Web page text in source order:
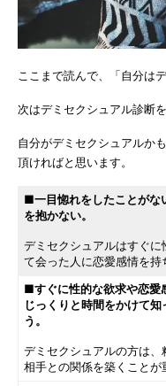
ここまで読んで、「自分は
次はデミセクシュアル診断
自分がデミセクシュアルか
頂ければと思います。
■一目惚れをしたことがな
を抱かない。
デミセクシュアルはすぐ
て会った人に恋愛感情を持
■すぐに性的な欲求や恋愛
じっくりと時間をかけて
う。
デミセクシュアルの方は、
相手との関係を築くことが